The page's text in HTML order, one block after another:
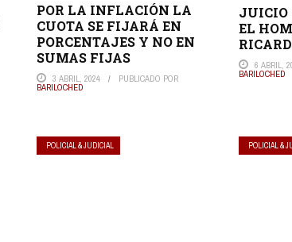
POR LA INFLACIÓN LA
CUOTA SE FIJARÁ EN
PORCENTAJES Y NO EN
SUMAS FIJAS
3 ABRIL, 2024 PUBLICADO POR
BARILOCHED
JUICIO
EL
6 ABRIL,
BARILOCHED
POLICIAL & JUDICIAL POLICIAL &